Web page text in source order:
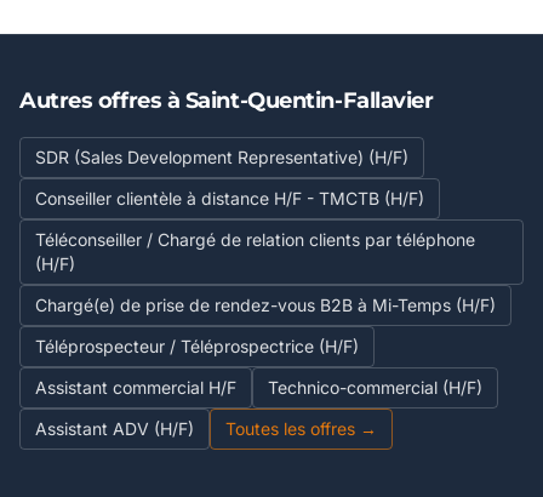
Autres offres à Saint-Quentin-Fallavier
SDR (Sales Development Representative) (H/F)
Conseiller clientèle à distance H/F - TMCTB (H/F)
Téléconseiller / Chargé de relation clients par téléphone
(H/F)
Chargé(e) de prise de rendez-vous B2B à Mi-Temps (H/F)
Téléprospecteur / Téléprospectrice (H/F)
Assistant commercial H/F
Technico-commercial (H/F)
Assistant ADV (H/F)
Toutes les offres →